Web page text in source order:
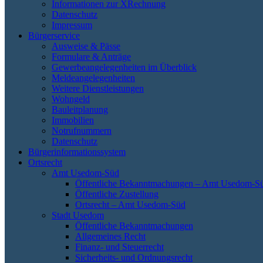
Informationen zur XRechnung
Datenschutz
Impressum
Bürgerservice
Ausweise & Pässe
Formulare & Anträge
Gewerbeangelegenheiten im Überblick
Meldeangelegenheiten
Weitere Dienstleistungen
Wohngeld
Bauleitplanung
Immobilien
Notrufnummern
Datenschutz
Bürgerinformationssystem
Ortsrecht
Amt Usedom-Süd
Öffentliche Bekanntmachungen – Amt Usedom-
Öffentliche Zustellung
Ortsrecht – Amt Usedom-Süd
Stadt Usedom
Öffentliche Bekanntmachungen
Allgemeines Recht
Finanz- und Steuerrecht
Sicherheits- und Ordnungsrecht